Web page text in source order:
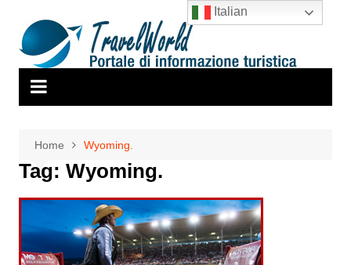
contenuto
Home Wyoming.
Tag: Wyoming.
Italian